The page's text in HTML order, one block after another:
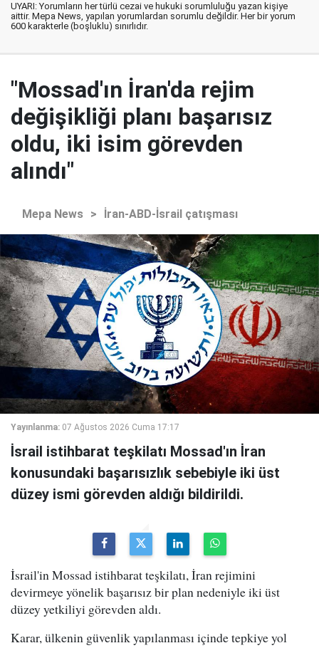
UYARI: Yorumların her türlü cezai ve hukuki sorumluluğu yazan kişiye
aittir. Mepa News, yapılan yorumlardan sorumlu değildir. Her bir yorum
600 karakterle (boşluklu) sınırlıdır.
"Mossad'ın İran'da rejim
değişikliği planı başarısız
oldu, iki isim görevden
alındı"
Mepa News > İran-ABD-İsrail çatışması
Yayınlanma: 07 Ağustos 2026 Cuma 17:17
İsrail istihbarat teşkilatı Mossad'ın İran
konusundaki başarısızlık sebebiyle iki üst
düzey ismi görevden aldığı bildirildi.
İsrail'in Mossad istihbarat teşkilatı, İran rejimini
devirmeye yönelik başarısız bir plan nedeniyle iki üst
düzey yetkiliyi görevden aldı.
Karar, ülkenin güvenlik yapılanması içinde tepkiye yol